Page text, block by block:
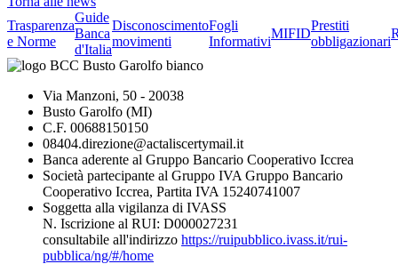
Trasparenza
e Norme
Guide
Banca
d'Italia
Disconoscimento
movimenti
Fogli
Informativi
MIFID
Prestiti
obbligazionari
Via Manzoni, 50 - 20038
Busto Garolfo (MI)
C.F. 00688150150
08404.direzione@actaliscertymail.it
Banca aderente al Gruppo Bancario Cooperativo Iccrea
Società partecipante al Gruppo IVA Gruppo Bancario
Cooperativo Iccrea, Partita IVA 15240741007
Soggetta alla vigilanza di IVASS
N. Iscrizione al RUI: D000027231
consultabile all'indirizzo https://ruipubblico.ivass.it/rui-
pubblica/ng/#/home